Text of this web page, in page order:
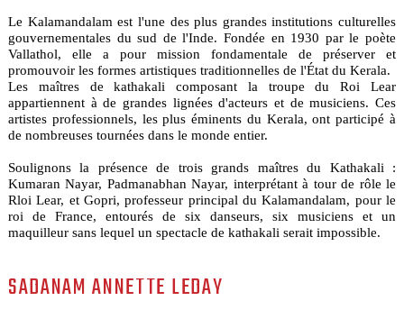
Le Kalamandalam est l'une des plus grandes institutions culturelles
gouvernementales du sud de l'Inde. Fondée en 1930 par le poète
Vallathol, elle a pour mission fondamentale de préserver et
promouvoir les formes artistiques traditionnelles de l'État du Kerala.
Les maîtres de kathakali composant la troupe du Roi Lear
appartiennent à de grandes lignées d'acteurs et de musiciens. Ces
artistes professionnels, les plus éminents du Kerala, ont participé à
de nombreuses tournées dans le monde entier.
Soulignons la présence de trois grands maîtres du Kathakali :
Kumaran Nayar, Padmanabhan Nayar, interprétant à tour de rôle le
Rloi Lear, et Gopri, professeur principal du Kalamandalam, pour le
roi de France, entourés de six danseurs, six musiciens et un
maquilleur sans lequel un spectacle de kathakali serait impossible.
SADANAM ANNETTE LEDAY